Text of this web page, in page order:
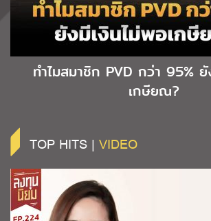
ทำไมสมาชิก PVD กว่า 95% ยั
เกษียณ?
TOP HITS | VIDEO